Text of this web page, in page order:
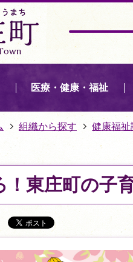
医療・健康・福祉
組織から探す 健康福祉
！東庄町の子